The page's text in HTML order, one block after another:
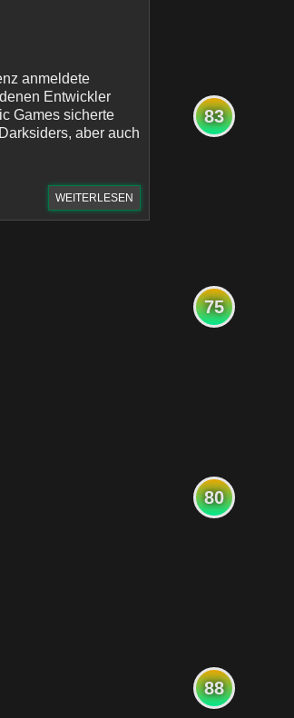
anmeldete
Entwickler
Games sicherte
aber auch
WEITERLESEN
83
75
80
88